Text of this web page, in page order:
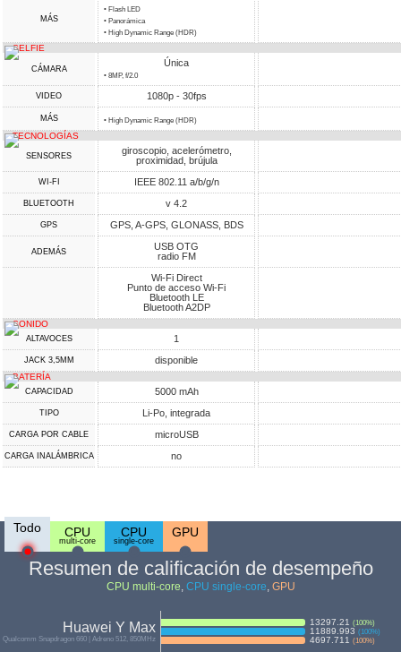
MÁS
• Flash LED
• Panorámica
• High Dynamic Range (HDR)
SELFIE
CÁMARA
Única
• 8MP, f/2.0
VIDEO 1080p - 30fps
MÁS • High Dynamic Range (HDR)
TECNOLOGÍAS
SENSORES
giroscopio, acelerómetro,
proximidad, brújula
WI-FI IEEE 802.11 a/b/g/n
BLUETOOTH v 4.2
GPS GPS, A-GPS, GLONASS, BDS
ADEMÁS
USB OTG
radio FM
Wi-Fi Direct
Punto de acceso Wi-Fi
Bluetooth LE
Bluetooth A2DP
SONIDO
ALTAVOCES 1
JACK 3,5MM disponible
BATERÍA
CAPACIDAD 5000 mAh
TIPO Li-Po, integrada
CARGA POR CABLE microUSB
CARGA INALÁMBRICA no
Todo CPU
multi-core
CPU
single-core
GPU
Resumen de calificación de desempeño
CPU multi-core, CPU single-core, GPU
Huawei Y Max
Qualcomm Snapdragon 660 | Adreno 512, 850MHz
13297.21 (100%)
11889.993 (100%)
4697.711 (100%)